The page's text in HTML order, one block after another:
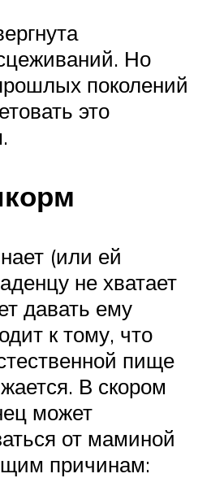
Но
поколений
это
(или ей
не хватает
давать ему
к тому, что
пище
В скором
может
от маминой
причинам: